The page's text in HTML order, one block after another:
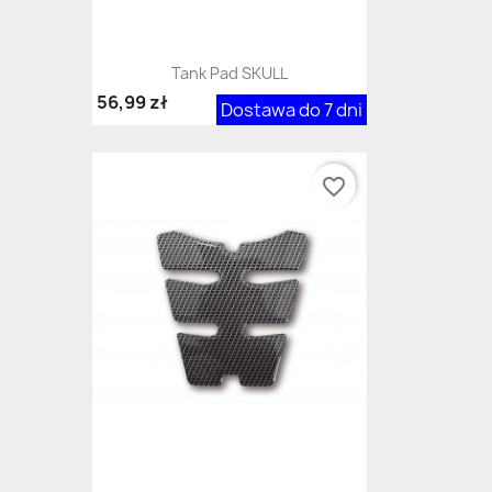
Tank Pad SKULL
Dostawa do 7 dni
56,99 zł
favorite_border